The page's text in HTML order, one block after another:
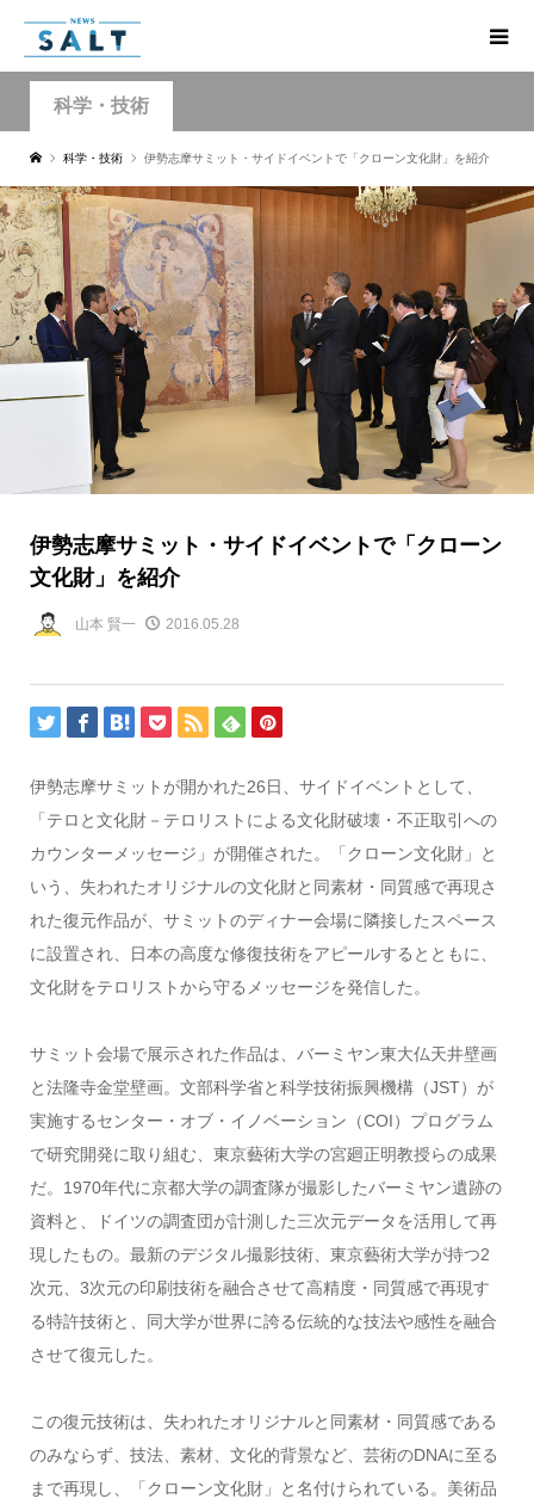
科学・技術
科学・技術 伊勢志摩サミット・サイドイベントで「クローン文化財」を紹介
伊勢志摩サミット・サイドイベントで「クローン
文化財」を紹介
山本 賢一 2016.05.28
伊勢志摩サミットが開かれた26日、サイドイベントとして、
「テロと文化財－テロリストによる文化財破壊・不正取引への
カウンターメッセージ」が開催された。「クローン文化財」と
いう、失われたオリジナルの文化財と同素材・同質感で再現さ
れた復元作品が、サミットのディナー会場に隣接したスペース
に設置され、日本の高度な修復技術をアピールするとともに、
文化財をテロリストから守るメッセージを発信した。
サミット会場で展示された作品は、バーミヤン東大仏天井壁画
と法隆寺金堂壁画。文部科学省と科学技術振興機構（JST）が
実施するセンター・オブ・イノベーション（COI）プログラム
で研究開発に取り組む、東京藝術大学の宮廻正明教授らの成果
だ。1970年代に京都大学の調査隊が撮影したバーミヤン遺跡の
資料と、ドイツの調査団が計測した三次元データを活用して再
現したもの。最新のデジタル撮影技術、東京藝術大学が持つ2
次元、3次元の印刷技術を融合させて高精度・同質感で再現す
る特許技術と、同大学が世界に誇る伝統的な技法や感性を融合
させて復元した。
この復元技術は、失われたオリジナルと同素材・同質感である
のみならず、技法、素材、文化的背景など、芸術のDNAに至る
まで再現し、「クローン文化財」と名付けられている。美術品